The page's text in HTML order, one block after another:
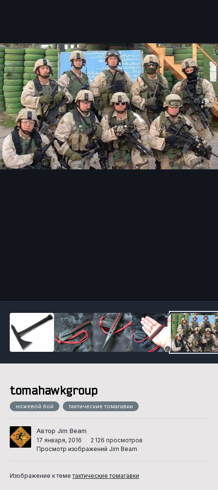
tomahawkgroup
ножевой бой тактические томагавки
Автор Jim Beam
17 января, 2016
2 126 просмотров
Просмотр изображений Jim Beam
Изображение к теметактические томагавки